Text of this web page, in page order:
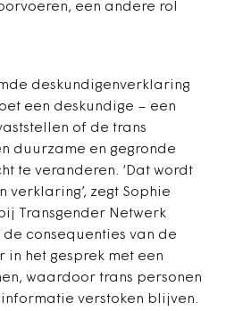
een andere rol
deskundigenverklaring
een deskundige – een
of de trans
duurzame en gegronde
te veranderen. ‘Dat wordt
verklaring’, zegt Sophie
Transgender Netwerk
consequenties van de
het gesprek met een
waardoor trans personen
verstoken blijven.